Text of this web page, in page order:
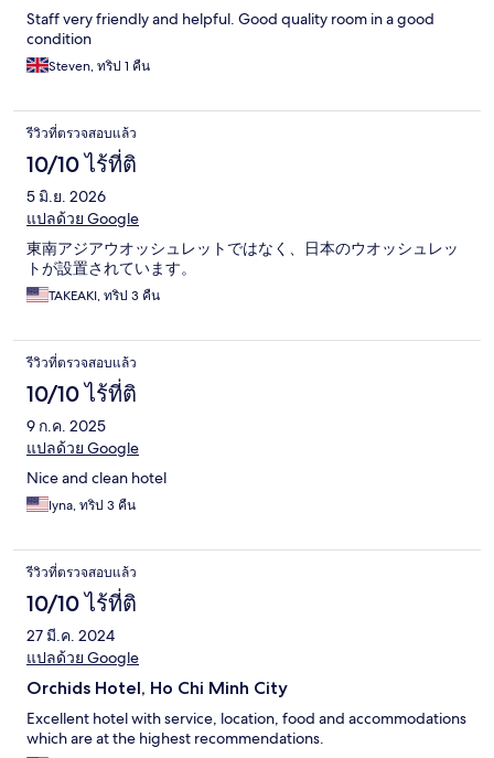
Staff very friendly and helpful. Good quality room in a good
condition
Steven, ทริป 1 คืน
รีวิวที่ตรวจสอบแล้ว
10/10 ไร้ที่ติ
5 มิ.ย. 2026
แปลด้วย Google
東南アジアウオッシュレットではなく、日本のウオッシュレッ
トが設置されています。
TAKEAKI, ทริป 3 คืน
รีวิวที่ตรวจสอบแล้ว
10/10 ไร้ที่ติ
9 ก.ค. 2025
แปลด้วย Google
Nice and clean hotel
lyna, ทริป 3 คืน
รีวิวที่ตรวจสอบแล้ว
10/10 ไร้ที่ติ
27 มี.ค. 2024
แปลด้วย Google
Orchids Hotel, Ho Chi Minh City
Excellent hotel with service, location, food and accommodations
which are at the highest recommendations.